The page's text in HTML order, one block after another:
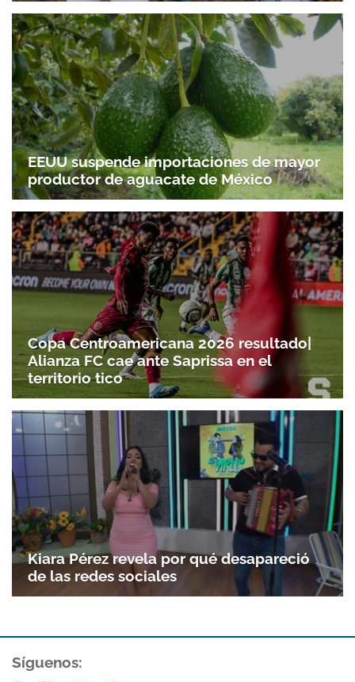
Gracias por suscribirte a nuestro boletín.
EEUU suspende importaciones de mayor
productor de aguacate de México
Copa Centroamericana 2026 resultado|
Alianza FC cae ante Saprissa en el
territorio tico
Kiara Pérez revela por qué desapareció
de las redes sociales
Síguenos: